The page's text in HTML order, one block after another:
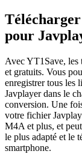
pour
Avec YT1Save, les
et gratuits. Vous
enregistrer tous les
Javplayer dans le
conversion. Une
votre fichier
M4A et plus, et
le plus adapté et le
smartphone.